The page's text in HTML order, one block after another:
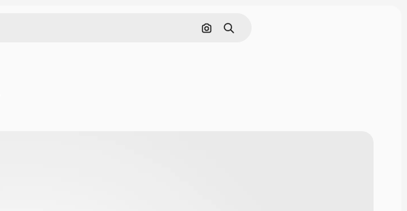
Nach Bild suchen
Suchen